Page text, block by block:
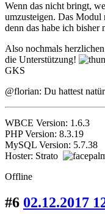
Wenn das nicht bringt,
umzusteigen. Das Modul
denn das habe ich bisher
Also nochmals
die Unterstützung!
GKS
@florian: Du hattest
WBCE Version: 1.6.3
PHP Version: 8.3.19
MySQL Version: 5.7.38
Hoster: Strato
Offline
#6 02.12.2017